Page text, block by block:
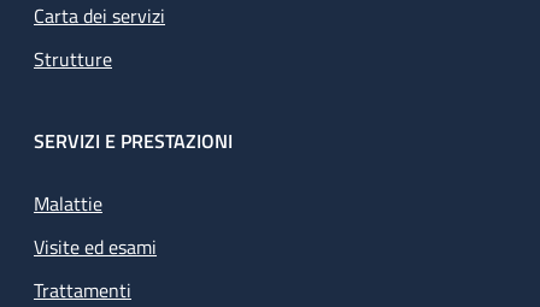
Carta dei servizi
Strutture
SERVIZI E PRESTAZIONI
Malattie
Visite ed esami
Trattamenti